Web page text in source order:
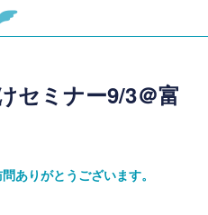
セミナー9/3＠富
ありがとうございます。